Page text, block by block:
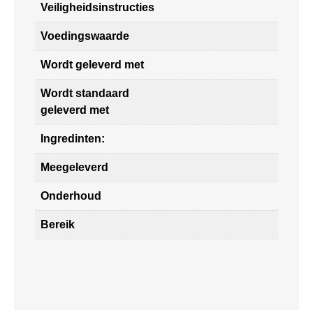
Veiligheidsinstructies
Voedingswaarde
Wordt geleverd met
Wordt standaard
geleverd met
Ingredinten:
Meegeleverd
Onderhoud
Bereik